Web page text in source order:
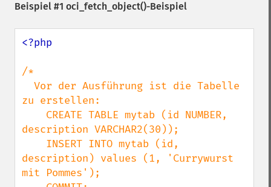
Beispiel #1 oci_fetch_object()-Beispiel
<?php
/*
zu erstellen:
description VARCHAR2(30));
description) values (1, 'Currywurst
mit Pommes');